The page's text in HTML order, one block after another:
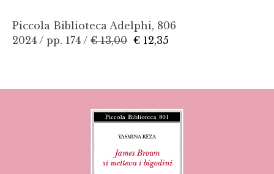
Piccola Biblioteca Adelphi, 806
2024 / pp. 174 / € 13,00 € 12,35